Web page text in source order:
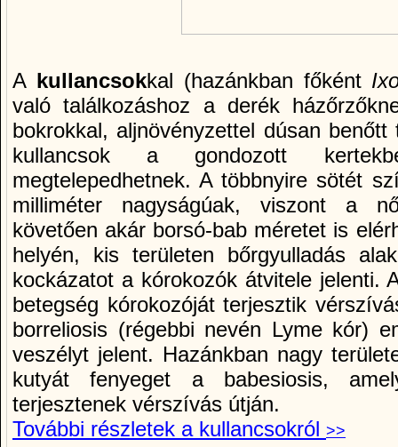
A kullancsokkal (hazánkban főként
való találkozáshoz a derék
bokrokkal, aljnövényzettel dúsan
kullancsok a gondozott
megtelepedhetnek. A többnyire sötét
milliméter nagyságúak, viszont a
követően akár borsó-bab méretet is
helyén, kis területen bőrgyulladás
kockázatot a kórokozók átvitele jelenti.
betegség kórokozóját terjesztik
borreliosis (régebbi nevén Lyme kór)
veszélyt jelent. Hazánkban nagy
kutyát fenyeget a babesiosis,
terjesztenek vérszí­vás útján.
További részletek a kullancsokról >>